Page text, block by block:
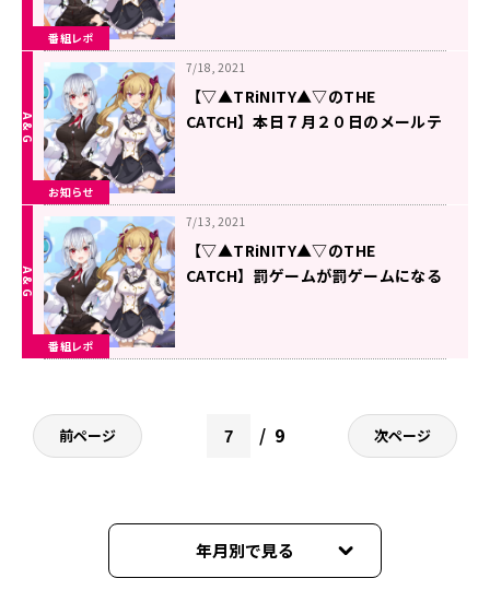
番組レポ
お知らせ
7/18, 2021
【▽▲TRiNITY▲▽のTHE
CATCH】本日７月２０日のメールテ
番組レポ
7/13, 2021
【▽▲TRiNITY▲▽のTHE
CATCH】罰ゲームが罰ゲームになる
前ページ 9 次ページ
年月別で見る